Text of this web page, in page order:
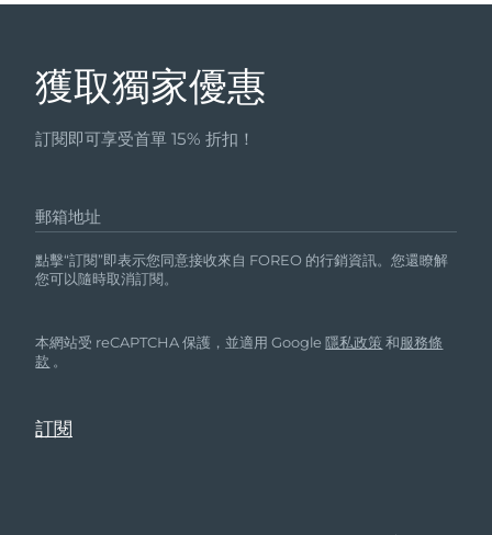
獲取獨家優惠
訂閱即可享受首單 15% 折扣！
郵箱地址
點擊“訂閱”即表示您同意接收來自 FOREO 的行銷資訊。您還瞭解
您可以隨時取消訂閱。
本網站受 reCAPTCHA 保護，並適用 Google隱私政策 和服務條
款 。